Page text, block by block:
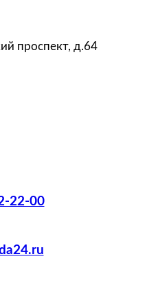
проспект, д.64
22-00